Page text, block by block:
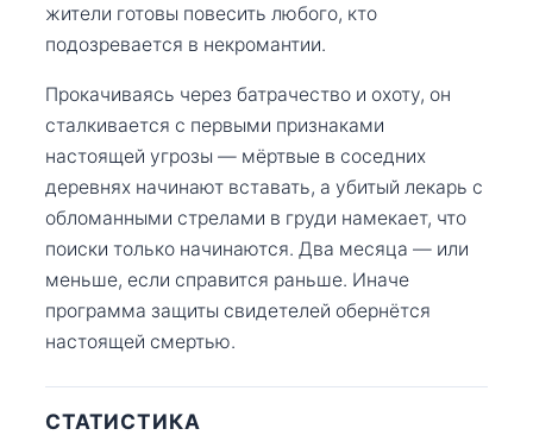
жители готовы повесить любого, кто
подозревается в некромантии.
Прокачиваясь через батрачество и охоту, он
сталкивается с первыми признаками
настоящей угрозы — мёртвые в соседних
деревнях начинают вставать, а убитый лекарь с
обломанными стрелами в груди намекает, что
поиски только начинаются. Два месяца — или
меньше, если справится раньше. Иначе
программа защиты свидетелей обернётся
настоящей смертью.
СТАТИСТИКА